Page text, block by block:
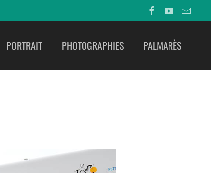
PORTRAIT PHOTOGRAPHIES PALMARÈS